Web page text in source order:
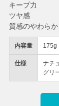
内容量 175g
仕様
ナチ
グリ
キープ
ツヤ感
質感のやわ